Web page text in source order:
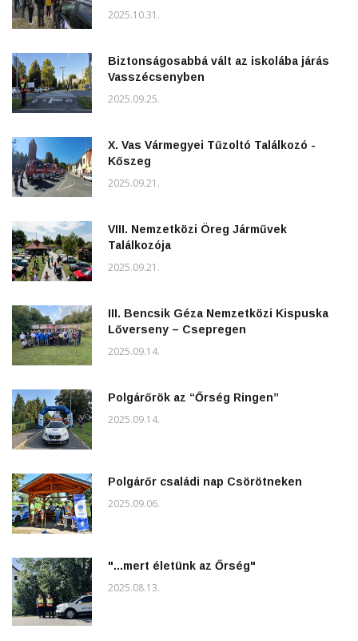
2025.10.31.
Biztonságosabbá vált az iskolába járás
Vasszécsenyben
2025.09.25.
X. Vas Vármegyei Tűzoltó Találkozó -
Kőszeg
2025.09.21.
VIII. Nemzetközi Öreg Járművek
Találkozója
2025.09.21.
III. Bencsik Géza Nemzetközi Kispuska
Lőverseny – Csepregen
2025.09.14.
Polgárőrök az “Őrség Ringen”
2025.09.14.
Polgárőr családi nap Csörötneken
2025.09.06.
"...mert életünk az Őrség"
2025.08.13.